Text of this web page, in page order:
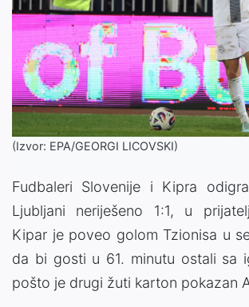
(Izvor: EPA/GEORGI LICOVSKI)
Fudbaleri Slovenije i Kipra
Ljubljani neriješeno 1:1, u
Kipar je poveo golom Tzionisa u
da bi gosti u 61. minutu ostali sa
pošto je drugi žuti karton pokazan